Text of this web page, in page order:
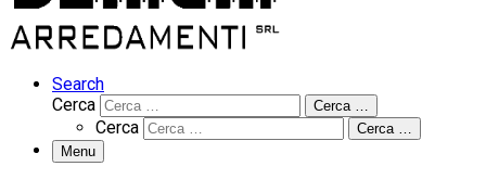
Search
Cerca
Cerca …
Cerca
Cerca …
Menu